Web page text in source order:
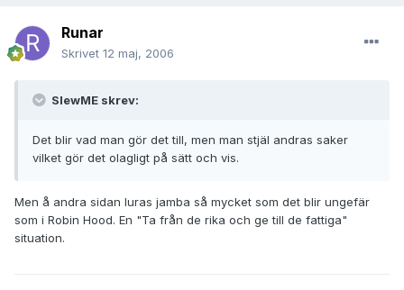
Runar
Skrivet 12 maj, 2006
SlewME skrev:
Det blir vad man gör det till, men man stjäl andras saker
vilket gör det olagligt på sätt och vis.
Men å andra sidan luras jamba så mycket som det blir ungefär
som i Robin Hood. En "Ta från de rika och ge till de fattiga"
situation.